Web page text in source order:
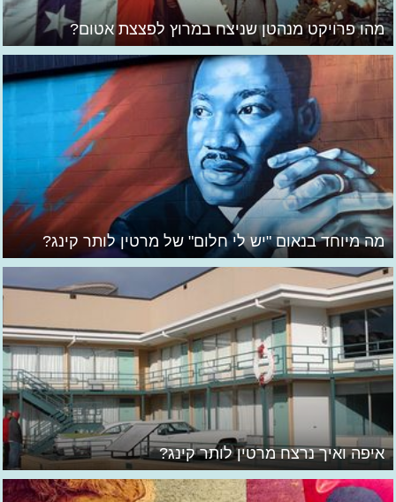
מהו פרויקט מנהטן שניצח במרוץ לפצצת אטום?
מה מיוחד בנאום "יש לי חלום" של מרטין לותר קינג?
איפה ואיך נרצח מרטין לותר קינג?